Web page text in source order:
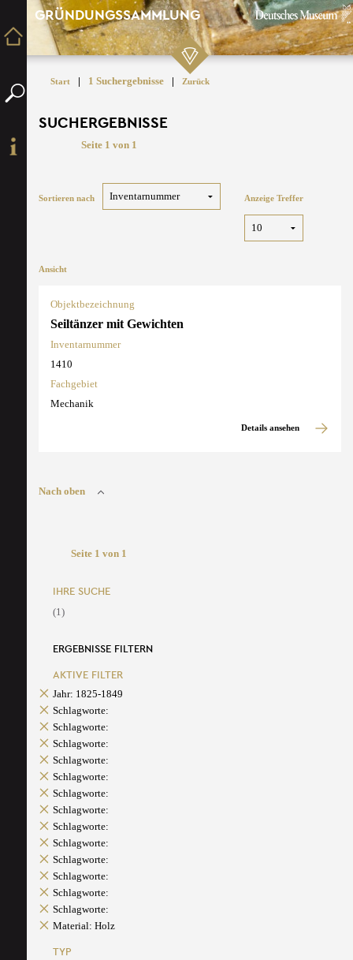
GRÜNDUNGSSAMMLUNG
Start | 1 Suchergebnisse | Zurück
SUCHERGEBNISSE
Seite 1 von 1
Sortieren nach Anzeige Treffer
Ansicht
Objektbezeichnung
Seiltänzer mit Gewichten
Inventarnummer
1410
Fachgebiet
Mechanik
Details ansehen
Nach oben
Seite 1 von 1
IHRE SUCHE
(1)
ERGEBNISSE FILTERN
AKTIVE FILTER
Jahr: 1825-1849
Schlagworte:
Schlagworte:
Schlagworte:
Schlagworte:
Schlagworte:
Schlagworte:
Schlagworte:
Schlagworte:
Schlagworte:
Schlagworte:
Schlagworte:
Schlagworte:
Schlagworte:
Material: Holz
TYP